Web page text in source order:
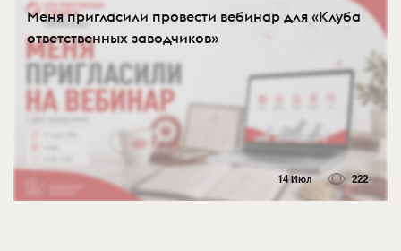
Меня пригласили провести вебинар для «Клуба
ответственных заводчиков»
14 Июл 222